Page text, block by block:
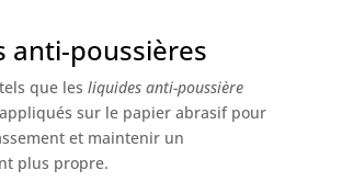
avec une puissance de 1500 W,
multifonction aspire entièrement la
de nettoyer facilement les surfaces;
en Cuisine et Maison: Basculez
entre le mode tapis et le mode sol dur.
de soufflage: En insérant le tuyau
dans le connecteur de sortie, le vide
en un puissant ventilateur.Alors
anti-poussières
que les liquides anti-poussière
sur le papier abrasif pour
et maintenir un
plus propre.